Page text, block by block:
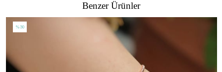
Benzer Ürünler
%30